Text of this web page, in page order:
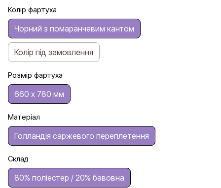
Колір фартуха
Чорний з помаранчевим кантом
Колір під замовлення
Розмір фартуха
660 х 780 мм
Матеріал
Голландія саржевого переплетення
Склад
80% поліестер / 20% бавовна